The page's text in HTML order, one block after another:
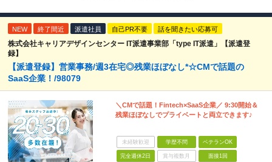
NEW 終了間近 派遣社員 自己PR不要 話を聞きたい応募可
株式会社キャリアデザインセンター IT派遣事業部「type IT派遣」【派遣登
録】
【派遣登録】営業事務/週3在宅◎残業ほぼなし*☆CMで話題の
SaaS企業！/98079
＼CMで話題！Fintech×SaaS企業／ 9:30開始＆
残業ほぼなしでプライベートと両立できます♪
未経験歓迎 学歴不問 ベテランOK
完全週休2日 賞与複数月 面接1回